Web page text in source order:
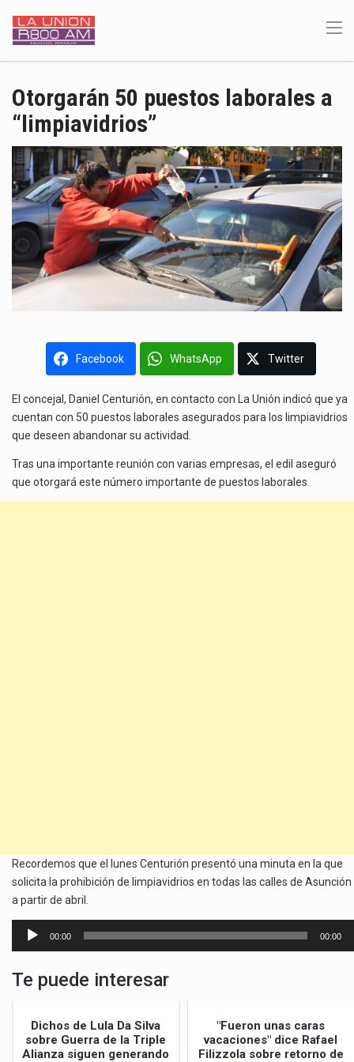
Otorgarán 50 puestos laborales a
“limpiavidrios”
Facebook WhatsApp Twitter
El concejal, Daniel Centurión, en contacto con La Unión indicó que ya
cuentan con 50 puestos laborales asegurados para los limpiavidrios
que deseen abandonar su actividad.
Tras una importante reunión con varias empresas, el edil aseguró
que otorgará este número importante de puestos laborales.
Recordemos que el lunes Centurión presentó una minuta en la que
solicita la prohibición de limpiavidrios en todas las calles de Asunción
a partir de abril.
Reproductor
00:00 00:00
Te puede interesar
Dichos de Lula Da Silva
sobre Guerra de la Triple
Alianza siguen generando
"Fueron unas caras
vacaciones" dice Rafael
Filizzola sobre retorno de